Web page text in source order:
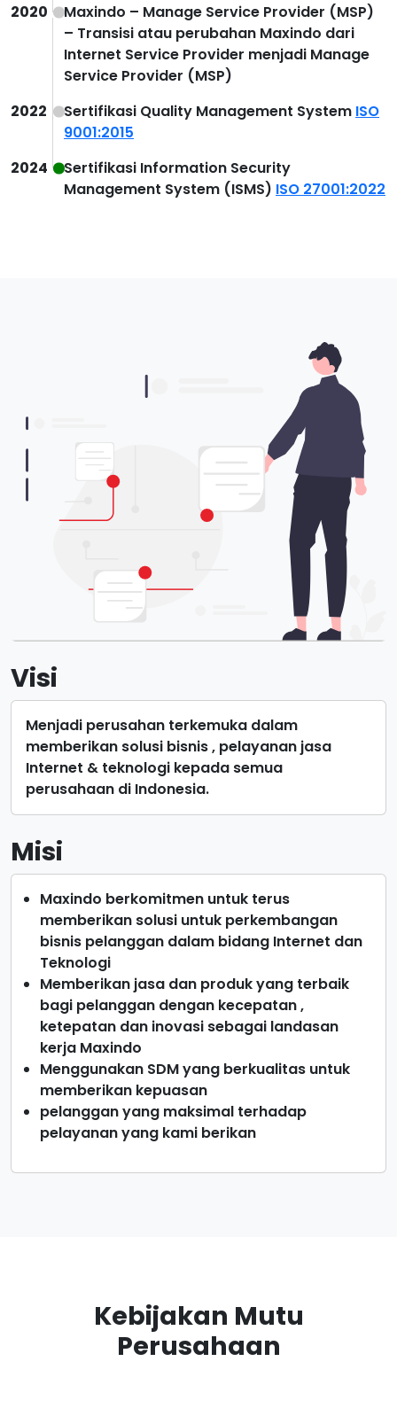
2020
Maxindo – Manage Service Provider (MSP)
– Transisi atau perubahan Maxindo dari
Internet Service Provider menjadi Manage
Service Provider (MSP)
2022
Sertifikasi Quality Management System ISO
9001:2015
2024
Sertifikasi Information Security
Management System (ISMS) ISO 27001:2022
Visi
Menjadi perusahan terkemuka dalam
memberikan solusi bisnis , pelayanan jasa
Internet & teknologi kepada semua
perusahaan di Indonesia.
Misi
Maxindo berkomitmen untuk terus
memberikan solusi untuk perkembangan
bisnis pelanggan dalam bidang Internet dan
Teknologi
Memberikan jasa dan produk yang terbaik
bagi pelanggan dengan kecepatan ,
ketepatan dan inovasi sebagai landasan
kerja Maxindo
Menggunakan SDM yang berkualitas untuk
memberikan kepuasan
pelanggan yang maksimal terhadap
pelayanan yang kami berikan
Kebijakan Mutu
Perusahaan